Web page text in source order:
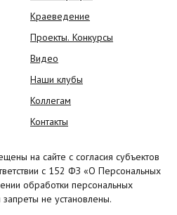
Краеведение
Проекты. Конкурсы
Видео
Наши клубы
Коллегам
Контакты
на сайте с согласия субъектов
с 152 ФЗ «О Персональных
обработки персональных
не установлены.